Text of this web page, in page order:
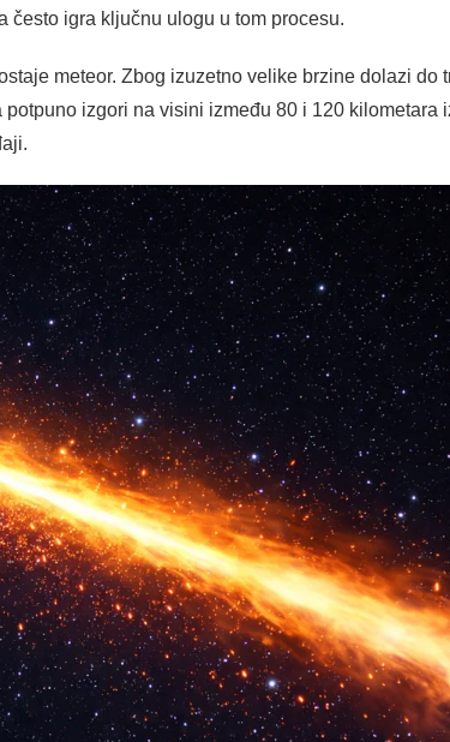
često igra ključnu ulogu u tom procesu.
meteor. Zbog izuzetno velike brzine dolazi do
izgori na visini između 80 i 120 kilometara